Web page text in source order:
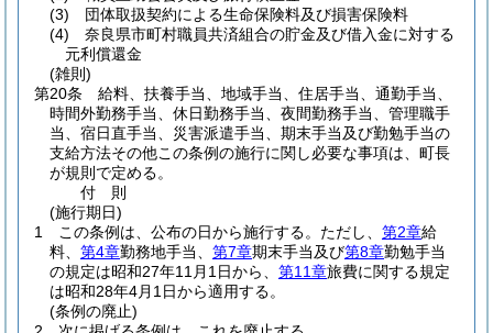
(3)
団体取扱契約による生命保険料及び損害保険料
(4)
奈良県市町村職員共済組合の貯金及び借入金に対する
元利償還金
(雑則)
第20条
給料、扶養手当、地域手当、住居手当、通勤手当、
時間外勤務手当、休日勤務手当、夜間勤務手当、管理職手
当、宿日直手当、災害派遣手当、期末手当及び勤勉手当の
支給方法その他この条例の施行に関し必要な事項は、町長
が規則で定める。
付 則
(施行期日)
1
この条例は、公布の日から施行する。 ただし、 第2章給
料、 第4章勤務地手当、 第7章期末手当及び第8章勤勉手当
の規定は昭和27年11月1日から、 第11章旅費に関する規定
は昭和28年4月1日から適用する。
(条例の廃止)